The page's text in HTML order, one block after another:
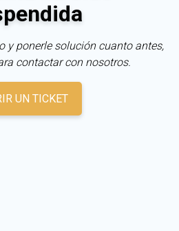
y ponerle solución cuanto antes,
contactar con nosotros.
UN TICKET